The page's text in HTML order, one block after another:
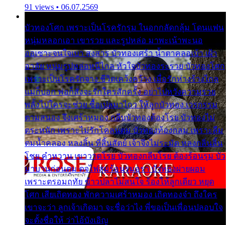
91 views • 06.07.2569
บัวทองโศก เพราะเป็นโรครักรุม ในอกกลัดกลุ้ม โดนแฟน
หนุ่มหลอกเอา เขารวย และรูปหล่อ มาพะเน้าพะนอ
ออเซาะจนใจเบา สงสาร บัวทองเศร้า น้ำตาคลอเบ้า เฝ้า
อาลัย หนุ่มรูปหล่อหนีไกล หัวใจบัวทองระรวย บัวทองโศก
เพราะเป็นโรครักจาง ชีวิตเคว้งคว้าง เมื่อรักห่างร้างไกล
แม่ก็บอก พ่อก็สั่งจะรักใครสักครั้ง อย่าไปหวังความรวย
พลั้งไปใครจะช่วย ซื้อเปลมาไกว ให้ลูกบัวทอง เวรกรรม
ตามสนอง จึงเศร้าหมอง กลีบบัวทองต้องโรย บัวทองไม่
ตระหนัก เพราะไม่รักโคลนตม บัวทองท้องกลม เพราะลืม
ตมน้ำคลอง หลงลิ้น ที่สิ้นสัตย์ เจ้าจึงไม่ระมัด หลงกลิ่นลิ้น
โชย คำหวาน เขาวาดโรย บัวทองกลีบโรย ต้องร้อนรุม บัว
มาบานก่อนตูม ดุจไฟสุมร้อนรุมอุรา บัวทองผ่ายผอม
เพราะตรอมฤทัย ข้าวปลาไม่สนใจ ร้องไห้ลูกเดียว หยุด
โศก เสียเถิดทอง พักความเศร้าหมอง เถิดทองจ๋า ถึงใคร
เขาจะว่า ลูกเจ้าเกิดมา จะชื่อว่าไง พี่ขอเป็นเพื่อนปลอบใจ
จะตั้งชื่อให้ ว่าไอ้บังเอิญ